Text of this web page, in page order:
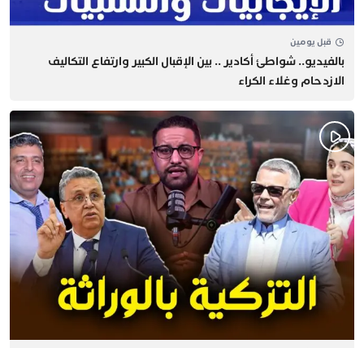
قبل يومين
بالفيديو.. شواطئ أكادير .. بين الإقبال الكبير وارتفاع التكاليف
الازدحام وغلاء الكراء